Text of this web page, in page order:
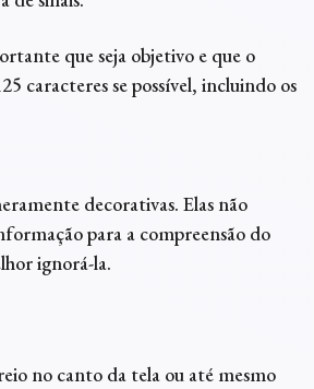
que seja objetivo e que o
caracteres se possível, incluindo os
decorativas. Elas não
para a compreensão do
ignorá-la.
no canto da tela ou até mesmo